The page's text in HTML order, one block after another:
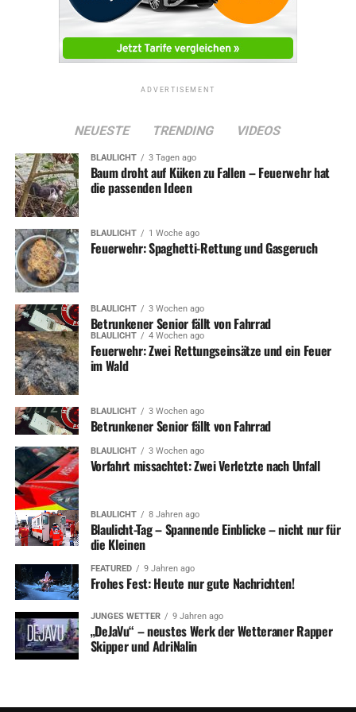
ausführlich erklärt.
+environment
RELATED TOPICS:
UP NEXT
Schwerer Unfall in Wengern – ein Verletzter
DON'T MISS
Bücherei und Bürgerbüro Samstag geschlossen
ADVERTISEMENT
NEUESTE TRENDING VIDEOS
BLAULICHT 3 Tagen ago
Baum droht auf Küken zu Fallen – Feuerwehr hat
die passenden Ideen
BLAULICHT 1 Woche ago
Feuerwehr: Spaghetti-Rettung und Gasgeruch
BLAULICHT 3 Wochen ago
Betrunkener Senior fällt von Fahrrad
BLAULICHT 4 Wochen ago
Feuerwehr: Zwei Rettungseinsätze und ein Feuer
im Wald
BLAULICHT 3 Wochen ago
Betrunkener Senior fällt von Fahrrad
BLAULICHT 3 Wochen ago
Vorfahrt missachtet: Zwei Verletzte nach Unfall
BLAULICHT 8 Jahren ago
Blaulicht-Tag – Spannende Einblicke – nicht nur für
die Kleinen
FEATURED 9 Jahren ago
Frohes Fest: Heute nur gute Nachrichten!
JUNGES WETTER 9 Jahren ago
„DeJaVu“ – neustes Werk der Wetteraner Rapper
Skipper und AdriNalin